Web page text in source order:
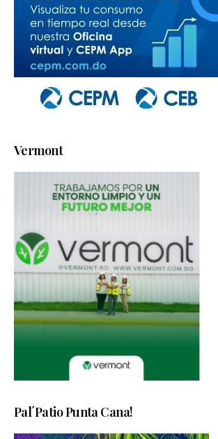
Vermont
Pal´Patio Punta Cana!